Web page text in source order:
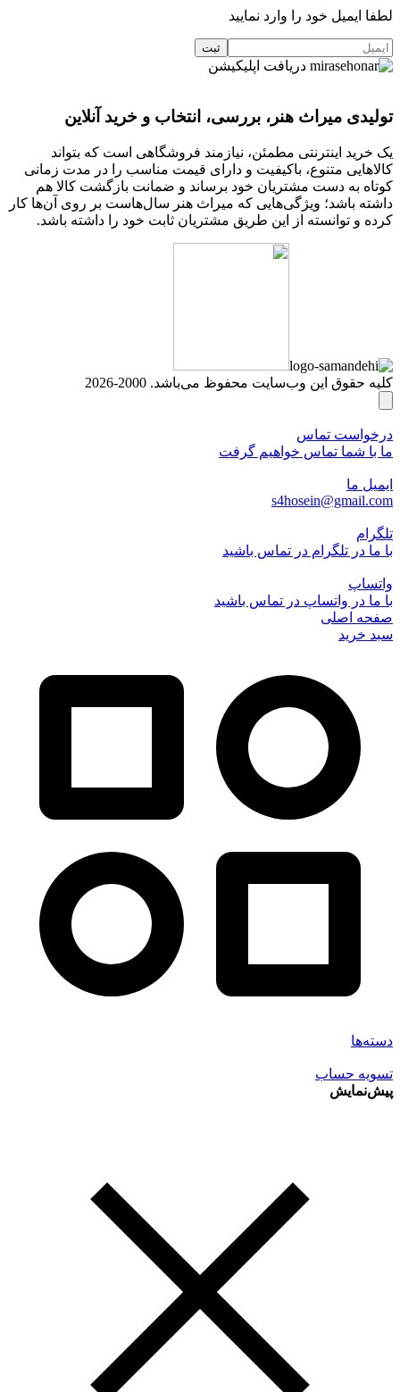
لطفا ایمیل خود را وارد نمایید
دریافت اپلیکیشن
تولیدی میراث هنر، بررسی، انتخاب و خرید آنلاین
یک خرید اینترنتی مطمئن، نیازمند فروشگاهی است که بتواند
کالاهایی متنوع، باکیفیت و دارای قیمت مناسب را در مدت زمانی
کوتاه به دست مشتریان خود برساند و ضمانت بازگشت کالا هم
داشته باشد؛ ویژگی‌هایی که میراث هنر سال‌هاست بر روی آن‌ها کار
کرده و توانسته از این طریق مشتریان ثابت خود را داشته باشد.
کلیه حقوق این وب‌سایت محفوظ می‌باشد. 2000-2026
درخواست تماس
ما با شما تماس خواهیم گرفت
ایمیل ما
s4hosein@gmail.com
تلگرام
با ما در تلگرام در تماس باشید
واتساپ
با ما در واتساپ در تماس باشید
صفحه اصلی
سبد خرید
دسته‌ها
تسویه حساب
پیش‌نمایش